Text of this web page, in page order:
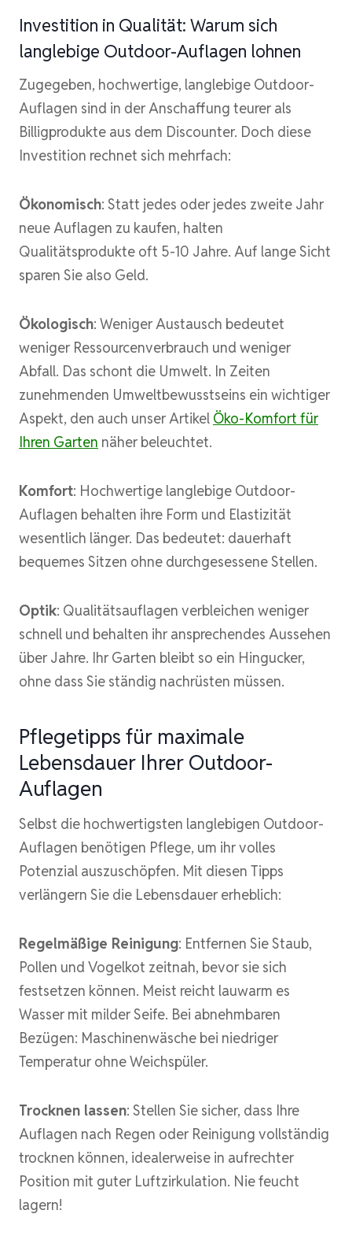
Investition in Qualität: Warum sich
langlebige Outdoor-Auflagen lohnen
Zugegeben, hochwertige, langlebige Outdoor-
Auflagen sind in der Anschaffung teurer als
Billigprodukte aus dem Discounter. Doch diese
Investition rechnet sich mehrfach:
Ökonomisch: Statt jedes oder jedes zweite Jahr
neue Auflagen zu kaufen, halten
Qualitätsprodukte oft 5-10 Jahre. Auf lange Sicht
sparen Sie also Geld.
Ökologisch: Weniger Austausch bedeutet
weniger Ressourcenverbrauch und weniger
Abfall. Das schont die Umwelt. In Zeiten
zunehmenden Umweltbewusstseins ein wichtiger
Aspekt, den auch unser Artikel Öko-Komfort für
Ihren Garten näher beleuchtet.
Komfort: Hochwertige langlebige Outdoor-
Auflagen behalten ihre Form und Elastizität
wesentlich länger. Das bedeutet: dauerhaft
bequemes Sitzen ohne durchgesessene Stellen.
Optik: Qualitätsauflagen verbleichen weniger
schnell und behalten ihr ansprechendes Aussehen
über Jahre. Ihr Garten bleibt so ein Hingucker,
ohne dass Sie ständig nachrüsten müssen.
Pflegetipps für maximale
Lebensdauer Ihrer Outdoor-
Auflagen
Selbst die hochwertigsten langlebigen Outdoor-
Auflagen benötigen Pflege, um ihr volles
Potenzial auszuschöpfen. Mit diesen Tipps
verlängern Sie die Lebensdauer erheblich:
Regelmäßige Reinigung: Entfernen Sie Staub,
Pollen und Vogelkot zeitnah, bevor sie sich
festsetzen können. Meist reicht lauwarm es
Wasser mit milder Seife. Bei abnehmbaren
Bezügen: Maschinenwäsche bei niedriger
Temperatur ohne Weichspüler.
Trocknen lassen: Stellen Sie sicher, dass Ihre
Auflagen nach Regen oder Reinigung vollständig
trocknen können, idealerweise in aufrechter
Position mit guter Luftzirkulation. Nie feucht
lagern!